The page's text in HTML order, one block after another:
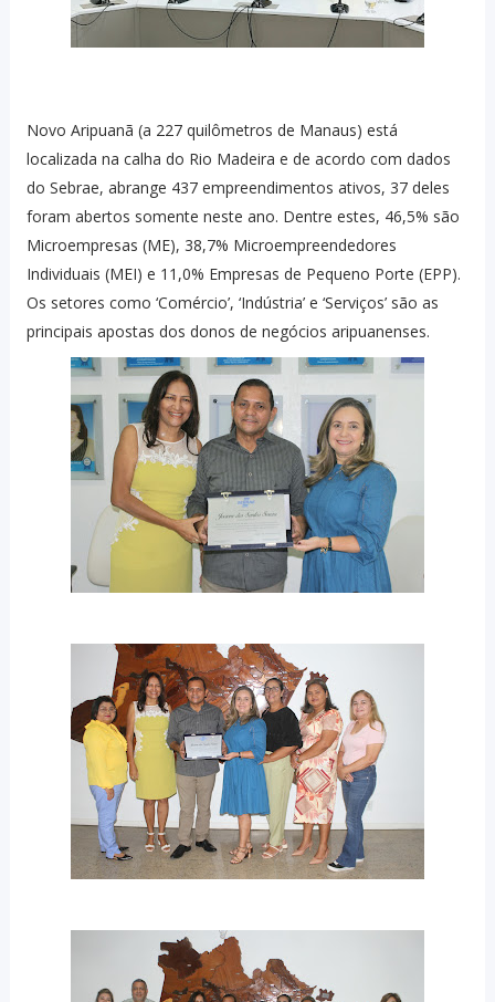
Novo Aripuanã (a 227 quilômetros de Manaus) está
localizada na calha do Rio Madeira e de acordo com dados
do Sebrae, abrange 437 empreendimentos ativos, 37 deles
foram abertos somente neste ano. Dentre estes, 46,5% são
Microempresas (ME), 38,7% Microempreendedores
Individuais (MEI) e 11,0% Empresas de Pequeno Porte (EPP).
Os setores como ‘Comércio’, ‘Indústria’ e ‘Serviços’ são as
principais apostas dos donos de negócios aripuanenses.